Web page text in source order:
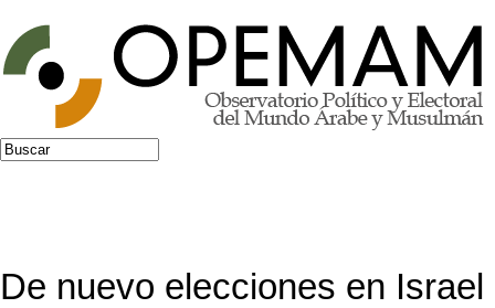
Jump to navigation
Formulario de búsqueda
Buscar
De nuevo elecciones en Israel